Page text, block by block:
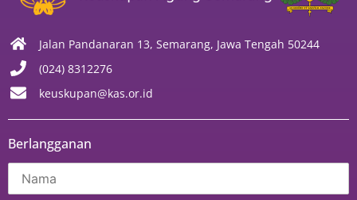
Jalan Pandanaran 13, Semarang, Jawa Tengah 50244
(024) 8312276
keuskupan@kas.or.id
Berlangganan